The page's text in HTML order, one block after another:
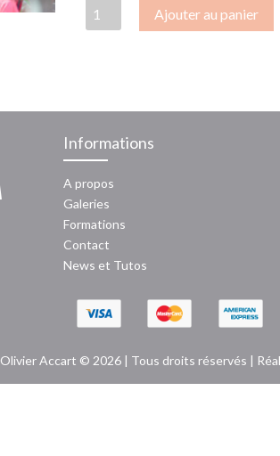
de
Ajouter au panier
Informations
A propos
Galeries
Formations
Contact
News et Tutos
Olivier Accart © 2026 | Tous droits réservés |